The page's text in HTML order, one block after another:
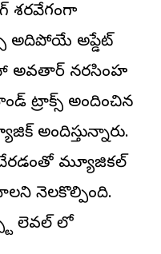
శరవేగంగా
అదిరిపోయే అప్డేట్
అవతార్ నరసింహ
ట్రాక్స్ అందించిన
అందిస్తున్నారు.
మ్యూజికల్
నెలకొల్పింది.
లెవల్ లో